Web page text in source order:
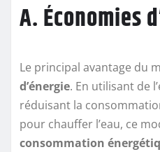
A. Économies
Le principal avantage du
d’énergie. En utilisant de
réduisant la
pour chauffer l’eau, ce
consommation